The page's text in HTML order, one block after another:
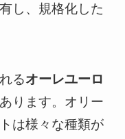
し、規格化した
るオーレユーロ
ります。オリー
は様々な種類が